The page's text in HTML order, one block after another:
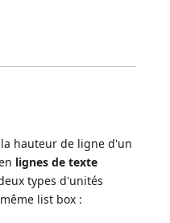
hauteur de ligne d'un
lignes de texte
types d'unités
list box :